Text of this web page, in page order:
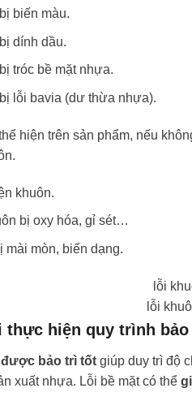
biến màu.
dính dầu.
tróc bề mặt nhựa.
lỗi bavia (dư thừa nhựa).
hiện trên sản phẩm, nếu
khuôn.
bị oxy hóa, gỉ sét…
mài mòn, biến dạng.
lỗi
hiện quy trình
bảo trì tốtgiúp duy trì độ
xuất nhựa. Lỗi bề mặt có thể